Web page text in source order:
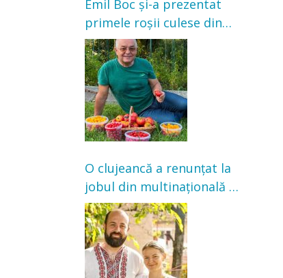
Emil Boc și-a prezentat
primele roșii culese din
grădină: „Niciun magazin
nu poate oferi această
satisfacție”
O clujeancă a renunțat la
jobul din multinațională și
s-a mutat la țară. Acum
cultivă legume în grădina
bunicilor